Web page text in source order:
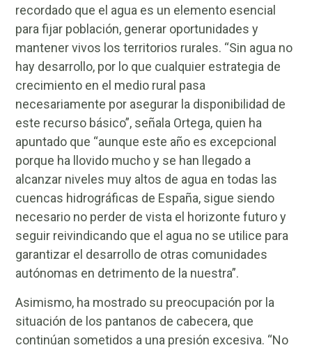
recordado que el agua es un elemento esencial
para fijar población, generar oportunidades y
mantener vivos los territorios rurales. “Sin agua no
hay desarrollo, por lo que cualquier estrategia de
crecimiento en el medio rural pasa
necesariamente por asegurar la disponibilidad de
este recurso básico”, señala Ortega, quien ha
apuntado que “aunque este año es excepcional
porque ha llovido mucho y se han llegado a
alcanzar niveles muy altos de agua en todas las
cuencas hidrográficas de España, sigue siendo
necesario no perder de vista el horizonte futuro y
seguir reivindicando que el agua no se utilice para
garantizar el desarrollo de otras comunidades
autónomas en detrimento de la nuestra”.
Asimismo, ha mostrado su preocupación por la
situación de los pantanos de cabecera, que
continúan sometidos a una presión excesiva. “No